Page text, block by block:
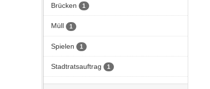
Brücken 1
Müll 1
Spielen 1
Stadtratsauftrag 1